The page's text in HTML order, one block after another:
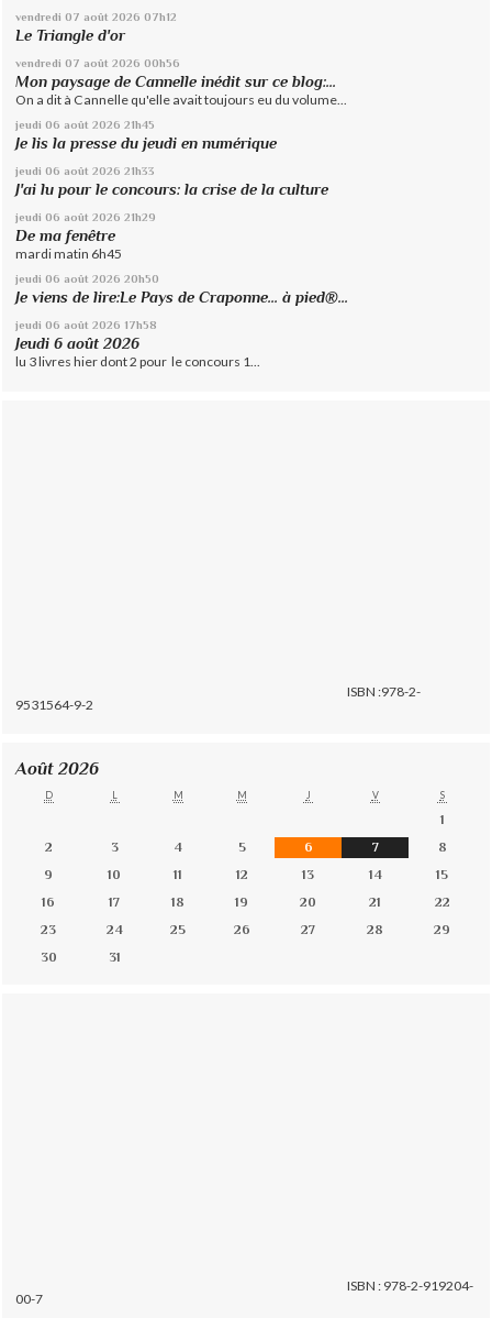
vendredi 07 août 2026 07h12
Le Triangle d'or
vendredi 07 août 2026 00h56
Mon paysage de Cannelle inédit sur ce blog:...
On a dit à Cannelle qu'elle avait toujours eu du volume...
jeudi 06 août 2026 21h45
Je lis la presse du jeudi en numérique
jeudi 06 août 2026 21h33
J'ai lu pour le concours: la crise de la culture
jeudi 06 août 2026 21h29
De ma fenêtre
mardi matin 6h45
jeudi 06 août 2026 20h50
Je viens de lire:Le Pays de Craponne... à pied®...
jeudi 06 août 2026 17h58
Jeudi 6 août 2026
lu 3 livres hier dont 2 pour le concours 1...
ISBN :978-2-
9531564-9-2
Août 2026
D L M M J V S
1
2
3 4 5 6 7
8
9
10 11 12 13 14
15
16
17 18 19 20 21
22
23
24 25 26 27 28
29
30
31
ISBN : 978-2-919204-
00-7